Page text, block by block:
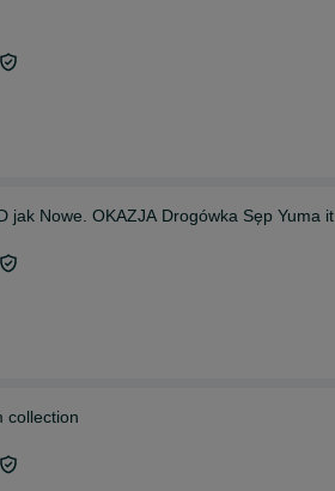
jak Nowe. OKAZJA Drogówka Sęp Yuma it
collection